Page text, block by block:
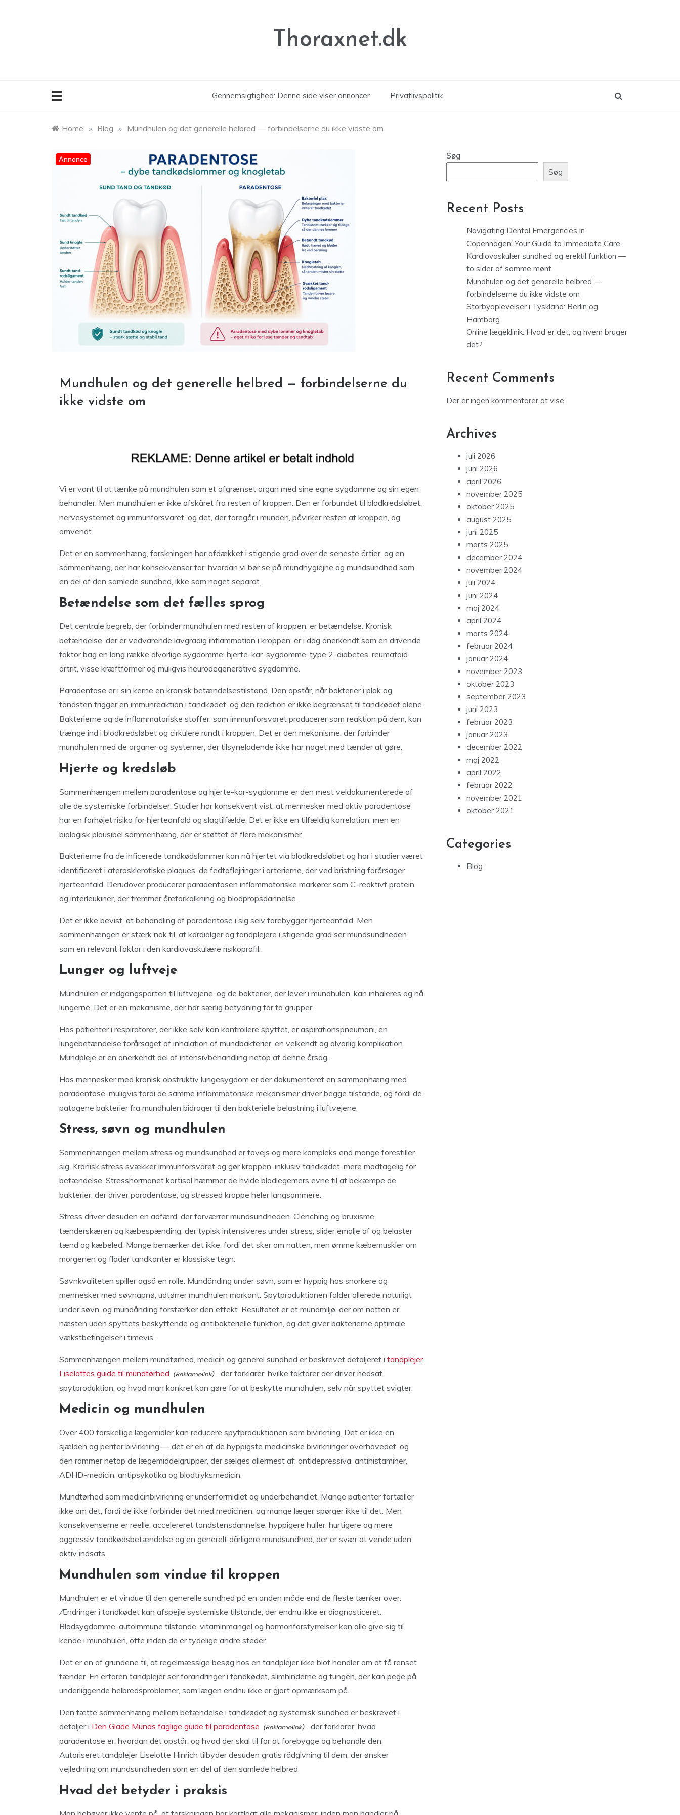
Thoraxnet.dk
Gennemsigtighed: Denne side viser annoncer Privatlivspolitik
Home » Blog » Mundhulen og det generelle helbred — forbindelserne du ikke vidste om
Annonce
Mundhulen og det generelle helbred — forbindelserne du
ikke vidste om
Vi er vant til at tænke på mundhulen som et afgrænset organ med sine egne sygdomme og sin egen
behandler. Men mundhulen er ikke afskåret fra resten af kroppen. Den er forbundet til blodkredsløbet,
nervesystemet og immunforsvaret, og det, der foregår i munden, påvirker resten af kroppen, og
omvendt.
Det er en sammenhæng, forskningen har afdækket i stigende grad over de seneste årtier, og en
sammenhæng, der har konsekvenser for, hvordan vi bør se på mundhygiejne og mundsundhed som
en del af den samlede sundhed, ikke som noget separat.
Betændelse som det fælles sprog
Det centrale begreb, der forbinder mundhulen med resten af kroppen, er betændelse. Kronisk
betændelse, der er vedvarende lavgradig inflammation i kroppen, er i dag anerkendt som en drivende
faktor bag en lang række alvorlige sygdomme: hjerte-kar-sygdomme, type 2-diabetes, reumatoid
artrit, visse kræftformer og muligvis neurodegenerative sygdomme.
Paradentose er i sin kerne en kronisk betændelsestilstand. Den opstår, når bakterier i plak og
tandsten trigger en immunreaktion i tandkødet, og den reaktion er ikke begrænset til tandkødet alene.
Bakterierne og de inflammatoriske stoffer, som immunforsvaret producerer som reaktion på dem, kan
trænge ind i blodkredsløbet og cirkulere rundt i kroppen. Det er den mekanisme, der forbinder
mundhulen med de organer og systemer, der tilsyneladende ikke har noget med tænder at gøre.
Hjerte og kredsløb
Sammenhængen mellem paradentose og hjerte-kar-sygdomme er den mest veldokumenterede af
alle de systemiske forbindelser. Studier har konsekvent vist, at mennesker med aktiv paradentose
har en forhøjet risiko for hjerteanfald og slagtilfælde. Det er ikke en tilfældig korrelation, men en
biologisk plausibel sammenhæng, der er støttet af flere mekanismer.
Bakterierne fra de inficerede tandkødslommer kan nå hjertet via blodkredsløbet og har i studier været
identificeret i aterosklerotiske plaques, de fedtaflejringer i arterierne, der ved bristning forårsager
hjerteanfald. Derudover producerer paradentosen inflammatoriske markører som C-reaktivt protein
og interleukiner, der fremmer åreforkalkning og blodpropsdannelse.
Det er ikke bevist, at behandling af paradentose i sig selv forebygger hjerteanfald. Men
sammenhængen er stærk nok til, at kardiolger og tandplejere i stigende grad ser mundsundheden
som en relevant faktor i den kardiovaskulære risikoprofil.
Lunger og luftveje
Mundhulen er indgangsporten til luftvejene, og de bakterier, der lever i mundhulen, kan inhaleres og nå
lungerne. Det er en mekanisme, der har særlig betydning for to grupper.
Hos patienter i respiratorer, der ikke selv kan kontrollere spyttet, er aspirationspneumoni, en
lungebetændelse forårsaget af inhalation af mundbakterier, en velkendt og alvorlig komplikation.
Mundpleje er en anerkendt del af intensivbehandling netop af denne årsag.
Hos mennesker med kronisk obstruktiv lungesygdom er der dokumenteret en sammenhæng med
paradentose, muligvis fordi de samme inflammatoriske mekanismer driver begge tilstande, og fordi de
patogene bakterier fra mundhulen bidrager til den bakterielle belastning i luftvejene.
Stress, søvn og mundhulen
Sammenhængen mellem stress og mundsundhed er tovejs og mere kompleks end mange forestiller
sig. Kronisk stress svækker immunforsvaret og gør kroppen, inklusiv tandkødet, mere modtagelig for
betændelse. Stresshormonet kortisol hæmmer de hvide blodlegemers evne til at bekæmpe de
bakterier, der driver paradentose, og stressed kroppe heler langsommere.
Stress driver desuden en adfærd, der forværrer mundsundheden. Clenching og bruxisme,
tænderskæren og kæbespænding, der typisk intensiveres under stress, slider emalje af og belaster
tænd og kæbeled. Mange bemærker det ikke, fordi det sker om natten, men ømme kæbemuskler om
morgenen og flader tandkanter er klassiske tegn.
Søvnkvaliteten spiller også en rolle. Mundånding under søvn, som er hyppig hos snorkere og
mennesker med søvnapnø, udtørrer mundhulen markant. Spytproduktionen falder allerede naturligt
under søvn, og mundånding forstærker den effekt. Resultatet er et mundmiljø, der om natten er
næsten uden spyttets beskyttende og antibakterielle funktion, og det giver bakterierne optimale
vækstbetingelser i timevis.
Sammenhængen mellem mundtørhed, medicin og generel sundhed er beskrevet detaljeret i tandplejer
Liselottes guide til mundtørhed
, der forklarer, hvilke faktorer der driver nedsat
spytproduktion, og hvad man konkret kan gøre for at beskytte mundhulen, selv når spyttet svigter.
Medicin og mundhulen
Over 400 forskellige lægemidler kan reducere spytproduktionen som bivirkning. Det er ikke en
sjælden og perifer bivirkning — det er en af de hyppigste medicinske bivirkninger overhovedet, og
den rammer netop de lægemiddelgrupper, der sælges allermest af: antidepressiva, antihistaminer,
ADHD-medicin, antipsykotika og blodtryksmedicin.
Mundtørhed som medicinbivirkning er underformidlet og underbehandlet. Mange patienter fortæller
ikke om det, fordi de ikke forbinder det med medicinen, og mange læger spørger ikke til det. Men
konsekvenserne er reelle: accelereret tandstensdannelse, hyppigere huller, hurtigere og mere
aggressiv tandkødsbetændelse og en generelt dårligere mundsundhed, der er svær at vende uden
aktiv indsats.
Mundhulen som vindue til kroppen
Mundhulen er et vindue til den generelle sundhed på en anden måde end de fleste tænker over.
Ændringer i tandkødet kan afspejle systemiske tilstande, der endnu ikke er diagnosticeret.
Blodsygdomme, autoimmune tilstande, vitaminmangel og hormonforstyrrelser kan alle give sig til
kende i mundhulen, ofte inden de er tydelige andre steder.
Det er en af grundene til, at regelmæssige besøg hos en tandplejer ikke blot handler om at få renset
tænder. En erfaren tandplejer ser forandringer i tandkødet, slimhinderne og tungen, der kan pege på
underliggende helbredsproblemer, som lægen endnu ikke er gjort opmærksom på.
Den tætte sammenhæng mellem betændelse i tandkødet og systemisk sundhed er beskrevet i
detaljer i Den Glade Munds faglige guide til paradentose
, der forklarer, hvad
paradentose er, hvordan det opstår, og hvad der skal til for at forebygge og behandle den.
Autoriseret tandplejer Liselotte Hinrich tilbyder desuden gratis rådgivning til dem, der ønsker
vejledning om mundsundheden som en del af den samlede helbred.
Hvad det betyder i praksis
Søg
Søg
Recent Posts
Navigating Dental Emergencies in
Copenhagen: Your Guide to Immediate Care
Kardiovaskulær sundhed og erektil funktion —
to sider af samme mønt
Mundhulen og det generelle helbred —
forbindelserne du ikke vidste om
Storbyoplevelser i Tyskland: Berlin og
Hamborg
Online lægeklinik: Hvad er det, og hvem bruger
det?
Recent Comments
Der er ingen kommentarer at vise.
Archives
juli 2026
juni 2026
april 2026
november 2025
oktober 2025
august 2025
juni 2025
marts 2025
december 2024
november 2024
juli 2024
juni 2024
maj 2024
april 2024
marts 2024
februar 2024
januar 2024
november 2023
oktober 2023
september 2023
juni 2023
februar 2023
januar 2023
december 2022
maj 2022
april 2022
februar 2022
november 2021
oktober 2021
Categories
Blog